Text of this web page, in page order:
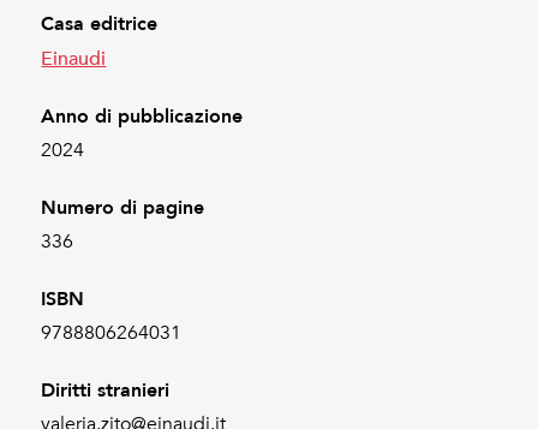
Casa editrice
Einaudi
Anno di pubblicazione
2024
Numero di pagine
336
ISBN
9788806264031
Diritti stranieri
valeria.zito@einaudi.it